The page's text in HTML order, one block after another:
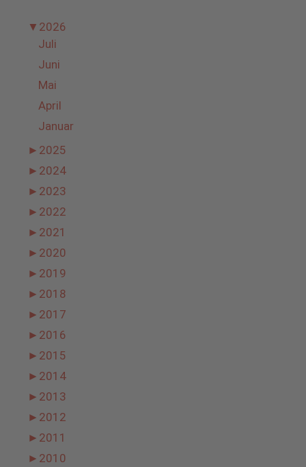
▼ 2026
Juli
Juni
Mai
April
Januar
► 2025
► 2024
► 2023
► 2022
► 2021
► 2020
► 2019
► 2018
► 2017
► 2016
► 2015
► 2014
► 2013
► 2012
► 2011
► 2010